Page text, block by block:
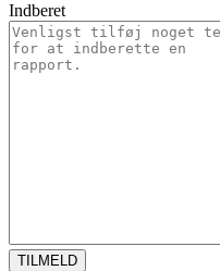
Indberet
TILMELD